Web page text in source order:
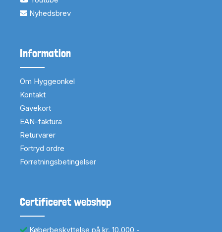
Nyhedsbrev
Information
Om Hyggeonkel
Kontakt
Gavekort
EAN-faktura
Returvarer
Fortryd ordre
Forretningsbetingelser
Certificeret webshop
Køberbeskyttelse på kr. 10.000,-